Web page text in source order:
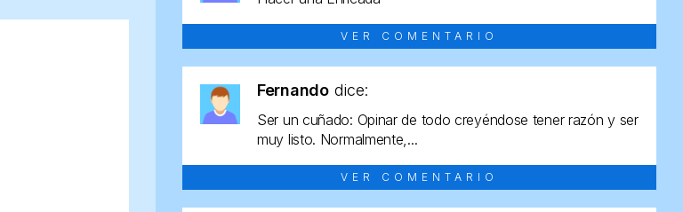
VER COMENTARIO
Fernando dice:
Ser un cuñado: Opinar de todo creyéndose tener razón y ser
muy listo. Normalmente,...
VER COMENTARIO